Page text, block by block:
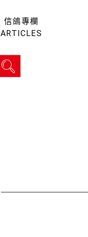
信鴿專欄
ARTICLES